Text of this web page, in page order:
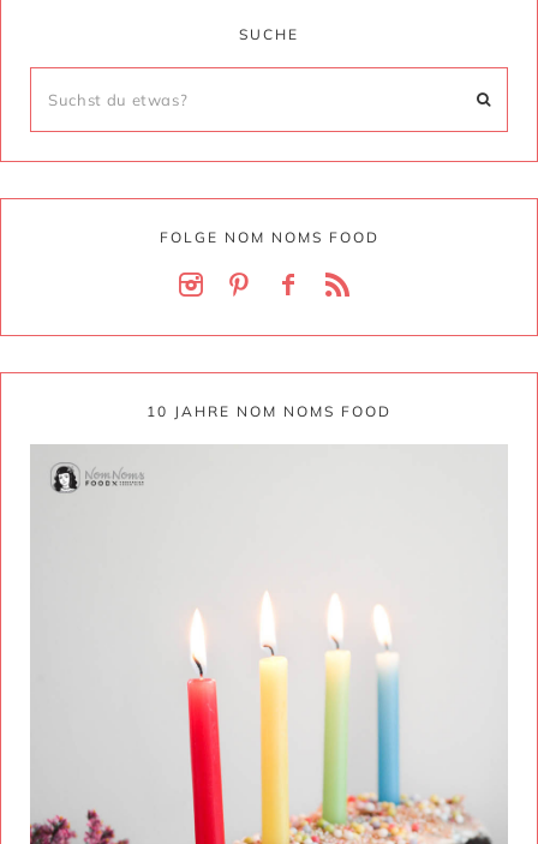
SUCHE
FOLGE NOM NOMS FOOD
10 JAHRE NOM NOMS FOOD